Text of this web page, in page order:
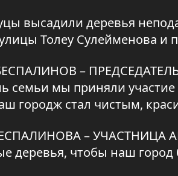
высадили деревья
Толеу Сулейменова и
–
семьи мы приняли
городж стал чистым,
– УЧАСТНИЦА
деревья, чтобы наш